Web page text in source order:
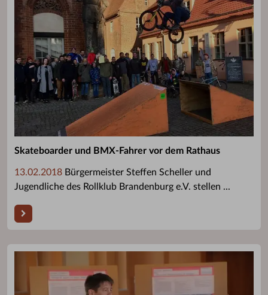
Skateboarder und BMX-Fahrer vor dem Rathaus
13.02.2018 Bürgermeister Steffen Scheller und
Jugendliche des Rollklub Brandenburg e.V. stellen ...